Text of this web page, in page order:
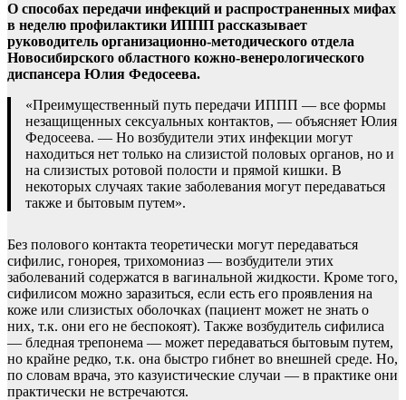
О способах передачи инфекций и распространенных мифах
в неделю профилактики ИППП рассказывает
руководитель организационно-методического отдела
Новосибирского областного кожно-венерологического
диспансера Юлия Федосеева.
«Преимущественный путь передачи ИППП — все формы
незащищенных сексуальных контактов, — объясняет Юлия
Федосеева. — Но возбудители этих инфекции могут
находиться нет только на слизистой половых органов, но и
на слизистых ротовой полости и прямой кишки. В
некоторых случаях такие заболевания могут передаваться
также и бытовым путем».
Без полового контакта теоретически могут передаваться
сифилис, гонорея, трихомониаз — возбудители этих
заболеваний содержатся в вагинальной жидкости. Кроме того,
сифилисом можно заразиться, если есть его проявления на
коже или слизистых оболочках (пациент может не знать о
них, т.к. они его не беспокоят). Также возбудитель сифилиса
— бледная трепонема — может передаваться бытовым путем,
но крайне редко, т.к. она быстро гибнет во внешней среде. Но,
по словам врача, это казуистические случаи — в практике они
практически не встречаются.